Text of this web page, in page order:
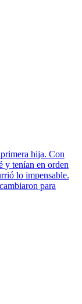
hija. Con
y tenían en orden
lo impensable.
para